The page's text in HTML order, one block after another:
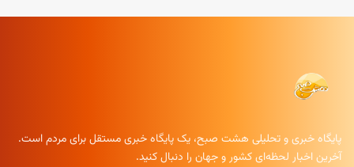
پایگاه خبری و تحلیلی هشت صبح، یک پایگاه خبری مستقل برای مردم است.
آخرین اخبار لحظه‌ای کشور و جهان را دنبال کنید.